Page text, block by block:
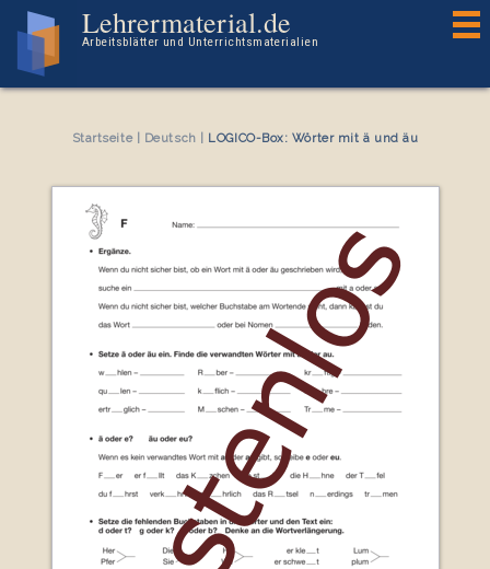
Lehrermaterial.de
Arbeitsblätter und Unterrichtsmaterialien
Startseite| Deutsch LOGICO-Box: Wörter mit ä und äu